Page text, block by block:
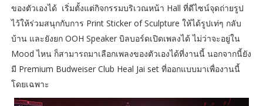
ของตัวเองได้ เริ่มตั้งแต่กิจกรรมบริเวณหน้า Hall ที่ดีไซน์จุดถ่ายรูป
ไว้ให้ร่วมสนุกกับการ Print Sticker of Sculpture ให้ได้รูปเท่ๆ กลับ
บ้าน และยังยก OOH Speaker บิลบอร์ดเปิดเพลงได้ ไม่ว่าจะอยู่ใน
Mood ไหน ก็สามารถมาเลือกเพลงของตัวเองได้ที่งานนี้ นอกจากนี้ยัง
มี Premium Budweiser Club Heal Jai set ที่ออกแบบมาเพื่องานนี้
โดยเฉพาะ